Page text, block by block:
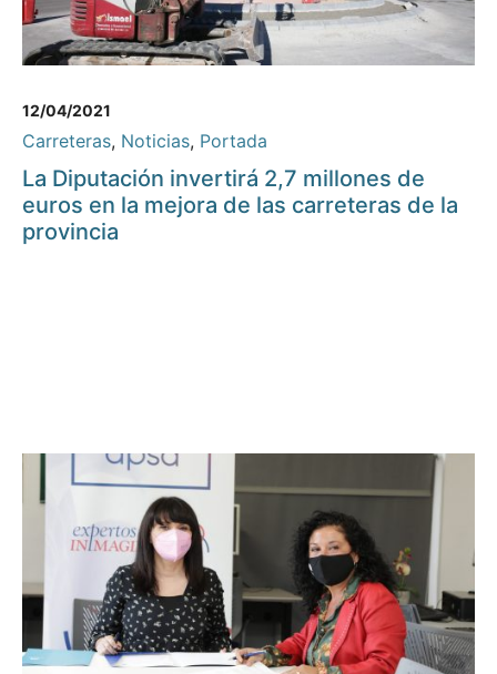
12/04/2021
Carreteras, Noticias, Portada
La Diputación invertirá 2,7 millones de
euros en la mejora de las carreteras de la
provincia